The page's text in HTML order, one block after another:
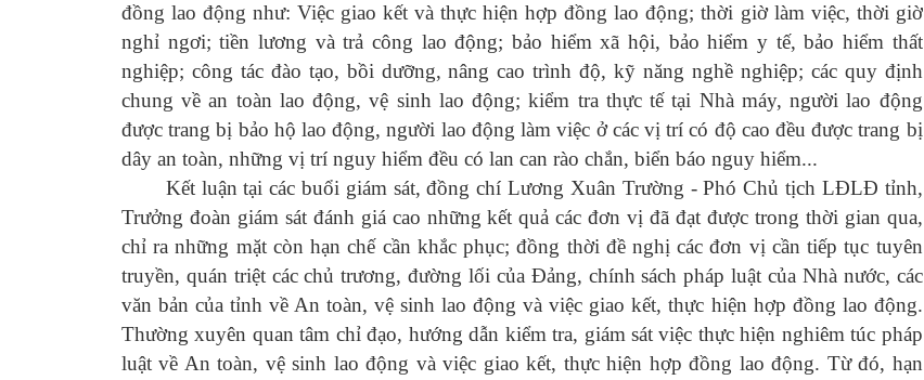
đồng lao động như: Việc giao kết và thực hiện hợp đồng lao động; thời giờ làm việc, thời giờ
nghỉ ngơi; tiền l­­ương và trả công lao động; bảo hiểm xã hội, bảo hiểm y tế, bảo hiểm thất
nghiệp; công tác đào tạo, bồi dưỡng, nâng cao trình độ, kỹ năng nghề nghiệp; các quy định
chung về an toàn lao động, vệ sinh lao động; kiểm tra thực tế tại Nhà máy, người lao động
được trang bị bảo hộ lao động, người lao động làm việc ở các vị trí có độ cao đều được trang bị
dây an toàn, những vị trí nguy hiểm đều có lan can rào chắn, biển báo nguy hiểm...
Kết luận tại các buổi giám sát, đồng chí Lương Xuân Trường - Phó Chủ tịch LĐLĐ tỉnh,
Trưởng đoàn giám sát đánh giá cao những kết quả các đơn vị đã đạt được trong thời gian qua,
chỉ ra những mặt còn hạn chế cần khắc phục; đồng thời đề nghị các đơn vị cần tiếp tục tuyên
truyền, quán triệt các chủ trương, đường lối của Đảng, chính sách pháp luật của Nhà nước, các
văn bản của tỉnh về An toàn, vệ sinh lao động và việc giao kết, thực hiện hợp đồng lao động.
Thường xuyên quan tâm chỉ đạo, hướng dẫn kiểm tra, giám sát việc thực hiện nghiêm túc pháp
luật về An toàn, vệ sinh lao động và việc giao kết, thực hiện hợp đồng lao động. Từ đó, hạn